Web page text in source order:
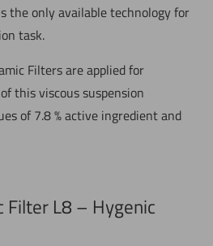
the only available technology for
task.
Filters are applied for
this viscous suspension
of 7.8 % active ingredient and
Filter L8 – Hygenic